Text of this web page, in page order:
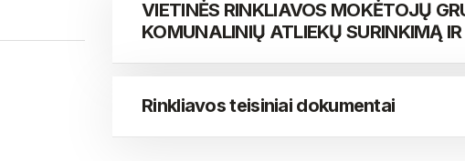
VIETINĖS RINKLIAVOS MOKĖTOJŲ
KOMUNALINIŲ ATLIEKŲ SURINKIMĄ
Rinkliavos teisiniai dokumentai